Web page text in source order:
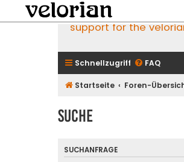
support for the
Schnellzugriff FAQ
Startseite Foren-
Suche
SUCHANFRAGE